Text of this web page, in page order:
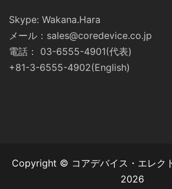
Skype: Wakana.Hara
メール：sales@coredevice.co.jp
電話： 03-6555-4901(代表)
+81-3-6555-4902(English)
Copyright © コアデバイス・エレク
2026